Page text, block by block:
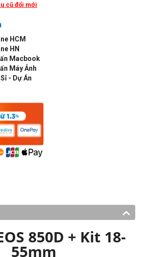
cũ đổi mới
HCM
HN
Macbook
Máy Ảnh
- Dự Án
850D + Kit 18-
55mm